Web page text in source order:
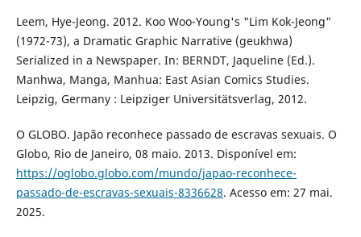
Leem, Hye-Jeong. 2012. Koo Woo-Young's "Lim Kok-Jeong"
(1972-73), a Dramatic Graphic Narrative (geukhwa)
Serialized in a Newspaper. In: BERNDT, Jaqueline (Ed.).
Manhwa, Manga, Manhua: East Asian Comics Studies.
Leipzig, Germany : Leipziger Universitätsverlag, 2012.
O GLOBO. Japão reconhece passado de escravas sexuais. O
Globo, Rio de Janeiro, 08 maio. 2013. Disponível em:
https://oglobo.globo.com/mundo/japao-reconhece-
passado-de-escravas-sexuais-8336628. Acesso em: 27 mai.
2025.